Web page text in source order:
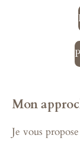
Mon
Je vous